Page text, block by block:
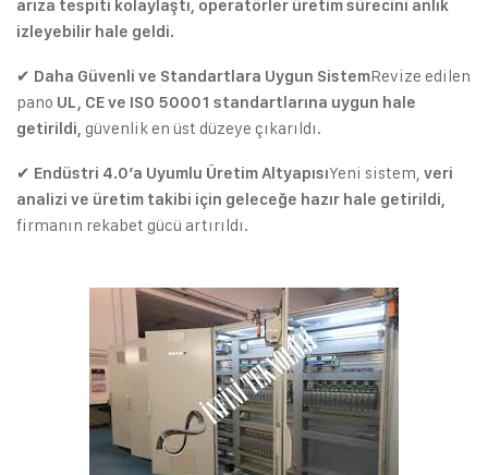
arıza tespiti kolaylaştı, operatörler üretim sürecini anlık
izleyebilir hale geldi.
✔ Daha Güvenli ve Standartlara Uygun SistemRevize edilen
pano UL, CE ve ISO 50001 standartlarına uygun hale
getirildi, güvenlik en üst düzeye çıkarıldı.
✔ Endüstri 4.0’a Uyumlu Üretim AltyapısıYeni sistem, veri
analizi ve üretim takibi için geleceğe hazır hale getirildi,
firmanın rekabet gücü artırıldı.